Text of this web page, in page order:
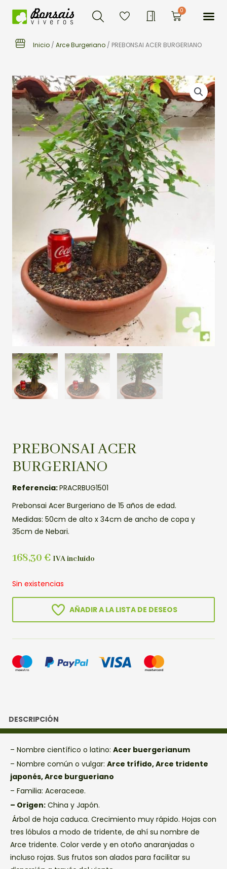
Buscar 0Carrito
Inicio / Arce Burgeriano / PREBONSAI ACER BURGERIANO
PREBONSAI ACER
BURGERIANO
Referencia:PRACRBUG1501
Prebonsai Acer Burgeriano de 15 años de edad.
Medidas: 50cm de alto x 34cm de ancho de copa y
35cm de Nebari.
168,30 € IVA incluído
Sin existencias
AÑADIR A LA LISTA DE DESEOS
DESCRIPCIÓN
– Nombre científico o latino: Acer buergerianum
– Nombre común o vulgar: Arce trífido, Arce tridente
japonés, Arce burgueriano
– Familia: Aceraceae.
– Origen: China y Japón.
Árbol de hoja caduca. Crecimiento muy rápido. Hojas con
tres lóbulos a modo de tridente, de ahí su nombre de
Arce tridente. Color verde y en otoño anaranjadas o
incluso rojas. Sus frutos son alados para facilitar su